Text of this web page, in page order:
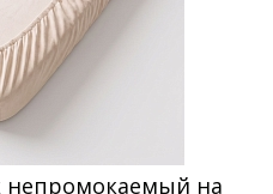
непромокаемый на